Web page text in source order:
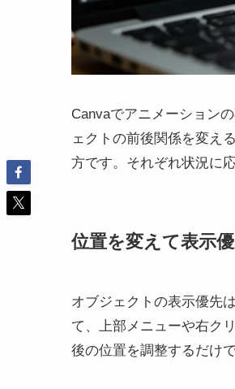
Canvaでアニメーション
ェクトの前後関係を変え
方です。それぞれ状況に
位置を変えて表示
オブジェクトの表示優先
て、上部メニューや右ク
後の位置を調整するだけ